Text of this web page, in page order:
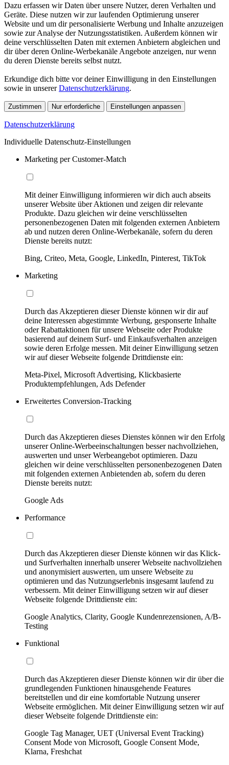
Dazu erfassen wir Daten über unsere Nutzer, deren Verhalten und
Geräte. Diese nutzen wir zur laufenden Optimierung unserer
Website und um dir personalisierte Werbung und Inhalte anzuzeigen
sowie zur Analyse der Nutzungsstatistiken. Außerdem können wir
deine verschlüsselten Daten mit externen Anbietern abgleichen und
dir über deren Online-Werbekanäle Angebote anzeigen, nur wenn
du deren Dienste bereits selbst nutzt.
Erkundige dich bitte vor deiner Einwilligung in den Einstellungen
sowie in unsererDatenschutzerklärung.
Zustimmen Nur erforderliche Einstellungen anpassen
Datenschutzerklärung
Individuelle Datenschutz-Einstellungen
Marketing per Customer-Match
Mit deiner Einwilligung informieren wir dich auch abseits
unserer Website über Aktionen und zeigen dir relevante
Produkte. Dazu gleichen wir deine verschlüsselten
personenbezogenen Daten mit folgenden externen Anbietern
ab und nutzen deren Online-Werbekanäle, sofern du deren
Dienste bereits nutzt:
Bing, Criteo, Meta, Google, LinkedIn, Pinterest, TikTok
Marketing
Durch das Akzeptieren dieser Dienste können wir dir auf
deine Interessen abgestimmte Werbung, gesponserte Inhalte
oder Rabattaktionen für unsere Webseite oder Produkte
basierend auf deinem Surf- und Einkaufsverhalten anzeigen
sowie deren Erfolge messen. Mit deiner Einwilligung setzen
wir auf dieser Webseite folgende Drittdienste ein:
Meta-Pixel, Microsoft Advertising, Klickbasierte
Produktempfehlungen, Ads Defender
Erweitertes Conversion-Tracking
Durch das Akzeptieren dieses Dienstes können wir den Erfolg
unserer Online-Werbeeinschaltungen besser nachvollziehen,
auswerten und unser Werbeangebot optimieren. Dazu
gleichen wir deine verschlüsselten personenbezogenen Daten
mit folgenden externen Anbietenden ab, sofern du deren
Dienste bereits nutzt:
Google Ads
Performance
Durch das Akzeptieren dieser Dienste können wir das Klick-
und Surfverhalten innerhalb unserer Webseite nachvollziehen
und anonymisiert auswerten, um unsere Webseite zu
optimieren und das Nutzungserlebnis insgesamt laufend zu
verbessern. Mit deiner Einwilligung setzen wir auf dieser
Webseite folgende Drittdienste ein:
Google Analytics, Clarity, Google Kundenrezensionen, A/B-
Testing
Funktional
Durch das Akzeptieren dieser Dienste können wir dir über die
grundlegenden Funktionen hinausgehende Features
bereitstellen und dir eine komfortable Nutzung unserer
Webseite ermöglichen. Mit deiner Einwilligung setzen wir auf
dieser Webseite folgende Drittdienste ein:
Google Tag Manager, UET (Universal Event Tracking)
Consent Mode von Microsoft, Google Consent Mode,
Klarna, Freshchat